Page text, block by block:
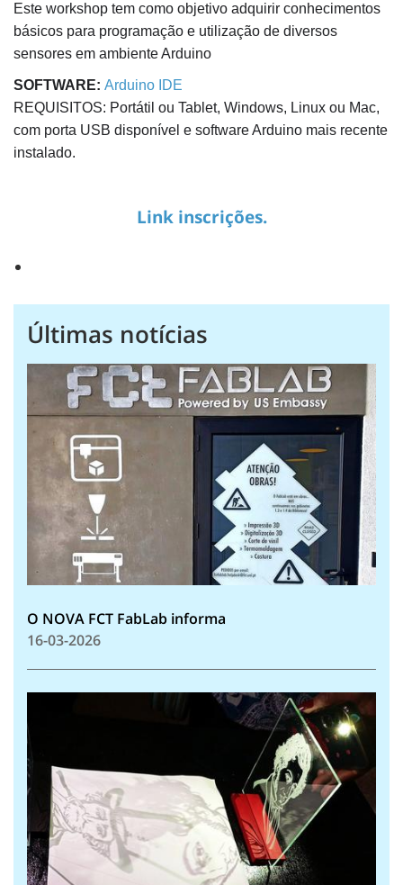
Este workshop tem como objetivo adquirir conhecimentos
básicos para programação e utilização de diversos
sensores em ambiente Arduino
SOFTWARE: Arduino IDE
REQUISITOS: Portátil ou Tablet, Windows, Linux ou Mac,
com porta USB disponível e software Arduino mais recente
instalado.
Link inscrições.
Últimas notícias
O NOVA FCT FabLab informa
16-03-2026